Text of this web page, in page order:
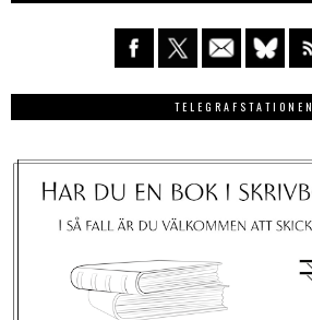
TELEGRAFSTATIONEN